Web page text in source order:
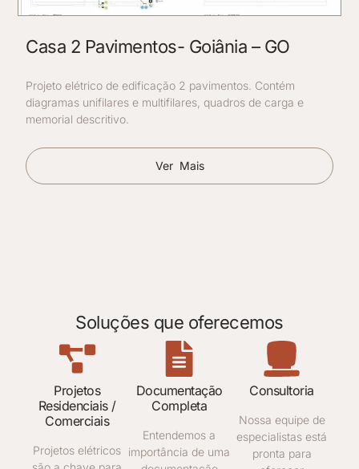
Casa 2 Pavimentos- Goiânia – GO
Projeto elétrico de edificação 2 pavimentos. Contém
diagramas unifilares e multifilares, quadros de carga e
memorial descritivo.
Ver Mais
Soluções que oferecemos
Projetos
Residenciais /
Comerciais
Projetos elétricos
Documentação
Completa
Entendemos a
importância de uma
Consultoria
Nossa equipe de
especialistas está
pronta para